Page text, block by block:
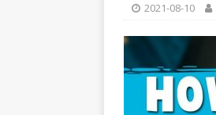
2021-08-10